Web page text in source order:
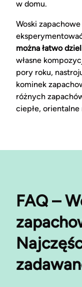
w domu.
Woski
można łatwo
własne
pory roku,
kominek
różnych
ciepłe, orientalne
FAQ –